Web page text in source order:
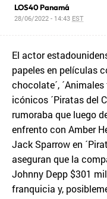
LOS40 Panamá
28/06/2022 - 14:43 EST
El actor
papeles en películas
chocolate´,
icónicos ´Piratas del
rumoraba que luego
enfrento con Amber
Jack Sparrow en
aseguran que la
Johnny Depp $301
franquicia y,